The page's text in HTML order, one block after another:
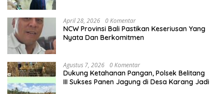
April 28, 2026 0 Komentar
NCW Provinsi Bali Pastikan Keseriusan Yang
Nyata Dan Berkomitmen
Agustus 7, 2026 0 Komentar
Dukung Ketahanan Pangan, Polsek Belitang
III Sukses Panen Jagung di Desa Karang Jadi